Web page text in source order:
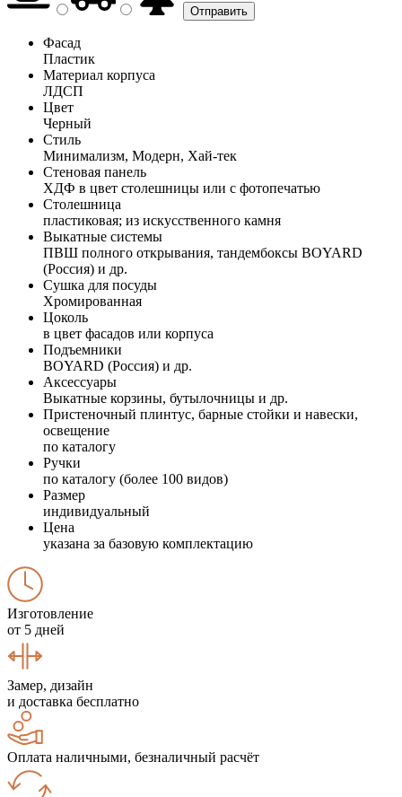
Фасад
Пластик
Материал корпуса
ЛДСП
Цвет
Черный
Стиль
Минимализм, Модерн, Хай-тек
Стеновая панель
ХДФ в цвет столешницы или с фотопечатью
Столешница
пластиковая; из искусственного камня
Выкатные системы
ПВШ полного открывания, тандембоксы BOYARD
(Россия) и др.
Сушка для посуды
Хромированная
Цоколь
в цвет фасадов или корпуса
Подъемники
BOYARD (Россия) и др.
Аксессуары
Выкатные корзины, бутылочницы и др.
Пристеночный плинтус, барные стойки и навески,
освещение
по каталогу
Ручки
по каталогу (более 100 видов)
Размер
индивидуальный
Цена
указана за базовую комплектацию
Изготовление
от 5 дней
Замер, дизайн
и доставка бесплатно
Оплата наличными, безналичный расчёт